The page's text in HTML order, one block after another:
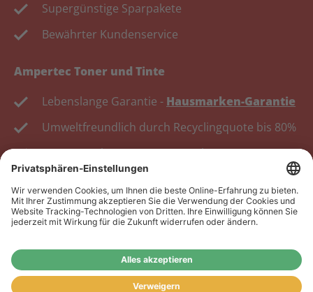
Supergünstige Sparpakete
Bewährter Kundenservice
Ampertec Toner und Tinte
Lebenslange Garantie - Hausmarken-Garantie
Umweltfreundlich durch Recyclingquote bis 80%
Kosten senken, Ressourcen schonen.
Wiederverkäufer:
Wiederverkäufer sind, registrieren Sie sich bitte in
unserem Händler-Portalwww.tonerhersteller.de